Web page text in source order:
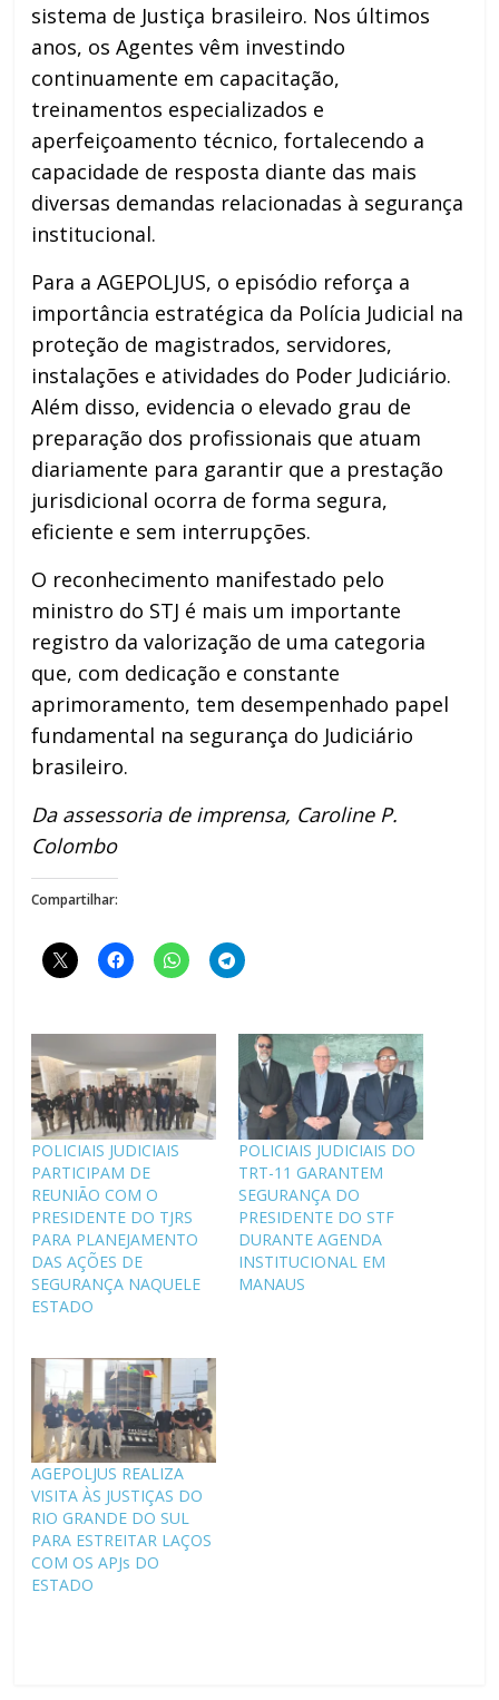
sistema de Justiça brasileiro. Nos últimos
anos, os Agentes vêm investindo
continuamente em capacitação,
treinamentos especializados e
aperfeiçoamento técnico, fortalecendo a
capacidade de resposta diante das mais
diversas demandas relacionadas à segurança
institucional.
Para a AGEPOLJUS, o episódio reforça a
importância estratégica da Polícia Judicial na
proteção de magistrados, servidores,
instalações e atividades do Poder Judiciário.
Além disso, evidencia o elevado grau de
preparação dos profissionais que atuam
diariamente para garantir que a prestação
jurisdicional ocorra de forma segura,
eficiente e sem interrupções.
O reconhecimento manifestado pelo
ministro do STJ é mais um importante
registro da valorização de uma categoria
que, com dedicação e constante
aprimoramento, tem desempenhado papel
fundamental na segurança do Judiciário
brasileiro.
Da assessoria de imprensa, Caroline P.
Colombo
Compartilhar:
POLICIAIS JUDICIAIS
PARTICIPAM DE
REUNIÃO COM O
PRESIDENTE DO TJRS
PARA PLANEJAMENTO
DAS AÇÕES DE
SEGURANÇA NAQUELE
ESTADO
POLICIAIS JUDICIAIS DO
TRT-11 GARANTEM
SEGURANÇA DO
PRESIDENTE DO STF
DURANTE AGENDA
INSTITUCIONAL EM
MANAUS
AGEPOLJUS REALIZA
VISITA ÀS JUSTIÇAS DO
RIO GRANDE DO SUL
PARA ESTREITAR LAÇOS
COM OS APJs DO
ESTADO